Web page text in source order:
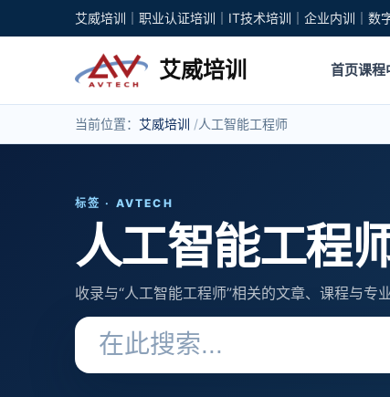
艾威培训｜职业认证培训｜IT技术培训｜企业内训｜数
艾威培训 首页课程
当前位置： 艾威培训 人工智能工程师
标签 · AVTECH
人工智能工程
收录与“人工智能工程师”相关的文章、课程与专业
搜索关键词